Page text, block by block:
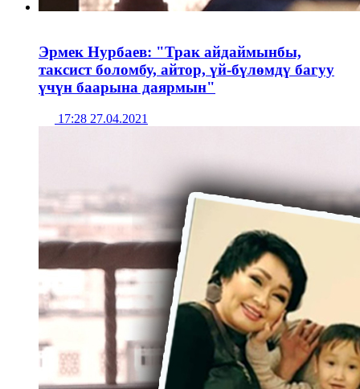
Эрмек Нурбаев: "Трак айдаймынбы,
таксист боломбу, айтор, үй-бүлөмдү багуу
үчүн баарына даярмын"
17:28 27.04.2021